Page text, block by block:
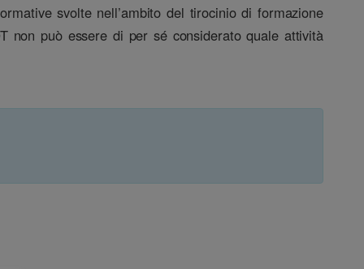
svolte nell’ambito del tirocinio di formazione
non può essere di per sé considerato quale attività